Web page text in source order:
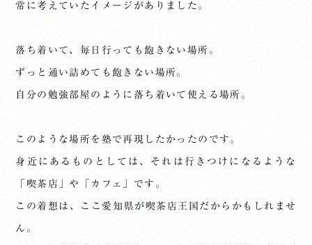
常に考えていたイメージがありました。
落ち着いて、毎日行っても飽きない場所。
ずっと通い詰めても飽きない場所。
自分の勉強部屋のように落ち着いて使える場所。
このような場所を塾で再現したかったのです。
身近にあるものとしては、それは行きつけになるような
「喫茶店」や「カフェ」です。
この着想は、ここ愛知県が喫茶店王国だからかもしれませ
ん。